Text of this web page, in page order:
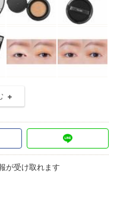
が受け取れます